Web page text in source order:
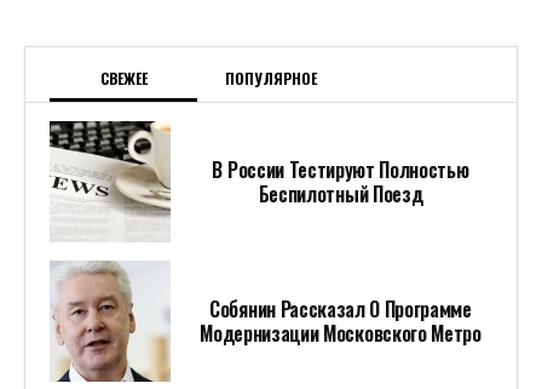
СВЕЖЕЕ ПОПУЛЯРНОЕ
В России Тестируют Полностью
Беспилотный Поезд
Собянин Рассказал О Программе
Модернизации Московского Метро